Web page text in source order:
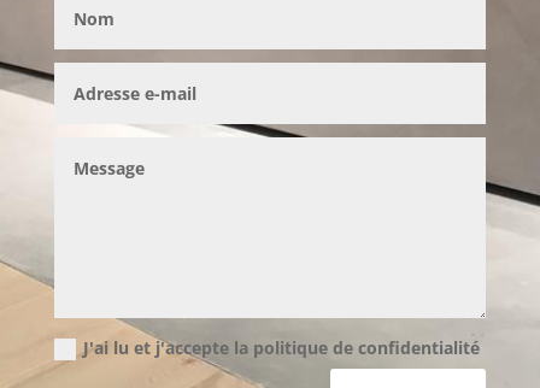
J'ai lu et j'accepte la politique de confidentialité